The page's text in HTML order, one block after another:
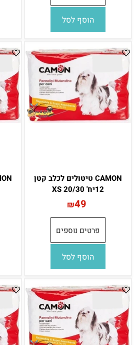
הוסף לסל
CAMON טיטולים לכלב קטן
12יח' 20/30 XS
₪49
פרטים נוספים
הוסף לסל